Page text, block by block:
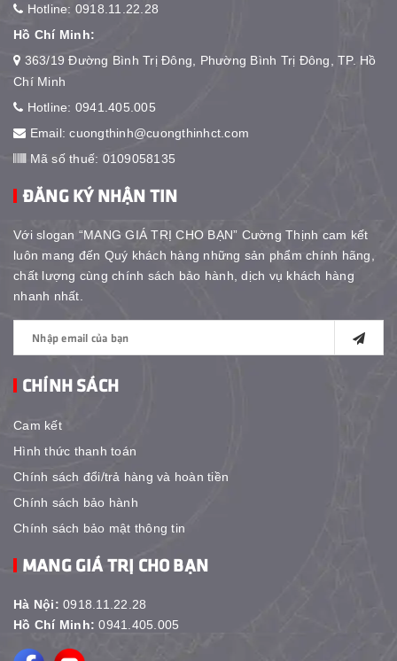
Hotline: 0918.11.22.28
Hồ Chí Minh:
363/19 Đường Bình Trị Đông, Phường Bình Trị Đông, TP. Hồ
Chí Minh
Hotline: 0941.405.005
Email:cuongthinh@cuongthinhct.com
Mã số thuế: 0109058135
ĐĂNG KÝ NHẬN TIN
Với slogan “MANG GIÁ TRỊ CHO BẠN” Cường Thịnh cam kết
luôn mang đến Quý khách hàng những sản phẩm chính hãng,
chất lượng cùng chính sách bảo hành, dịch vụ khách hàng
nhanh nhất.
CHÍNH SÁCH
Cam kết
Hình thức thanh toán
Chính sách đổi/trả hàng và hoàn tiền
Chính sách bảo hành
Chính sách bảo mật thông tin
MANG GIÁ TRỊ CHO BẠN
Hà Nội: 0918.11.22.28
Hồ Chí Minh:0941.405.005